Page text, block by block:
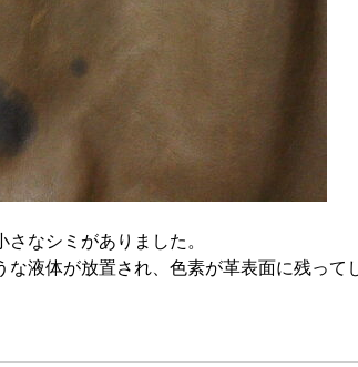
なシミがありました。
液体が放置され、色素が革表面に残って